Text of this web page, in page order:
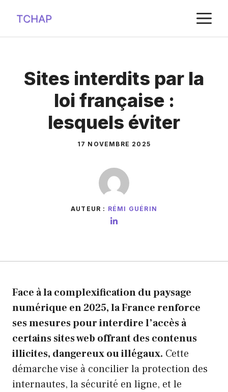
contenu
Sites interdits par la
loi française :
lesquels éviter
17 NOVEMBRE 2025
AUTEUR : RÉMI GUÉRIN
Face à la complexification du paysage
numérique en 2025, la France renforce
ses mesures pour interdire l’accès à
certains sites web offrant des contenus
illicites, dangereux ou illégaux. Cette
démarche vise à concilier la protection des
internautes, la sécurité en ligne, et le